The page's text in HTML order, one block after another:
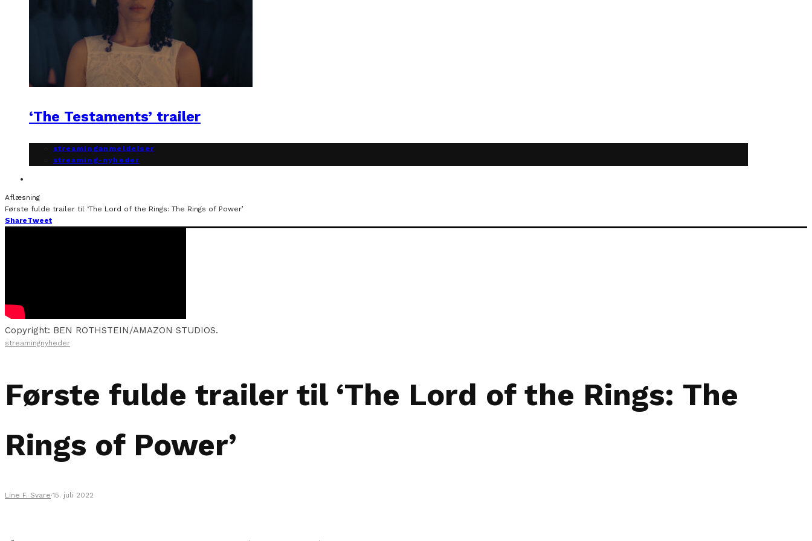
‘The Testaments’ trailer
streaminganmeldelser
streaming-nyheder
Aflæsning
Første fulde trailer til ‘The Lord of the Rings: The Rings of Power’
ShareTweet
Copyright: BEN ROTHSTEIN/AMAZON STUDIOS.
streamingnyheder
Første fulde trailer til ‘The Lord of the Rings: The
Rings of Power’
Line F. Svare·15. juli 2022